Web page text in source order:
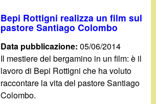
Bepi Rottigni realizza un film sul
pastore Santiago Colombo
Data pubblicazione:05/06/2014
Il mestiere del bergamino in un film: è il
lavoro di Bepi Rottigni che ha voluto
raccontare la vita del pastore Santiago
Colombo.